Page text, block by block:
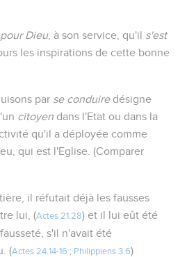
pour Dieu, à son service, qu'il s'est
les inspirations de cette bonne
par se conduiredésigne
citoyen dans l'Etat ou dans la
qu'il a déployée comme
qui est l'Eglise. (Comparer
il réfutait déjà les fausses
lui, (Actes 21.28) et il lui eût été
s'il n'avait été
(Actes 24.14-16 ; Philippiens 3.6)